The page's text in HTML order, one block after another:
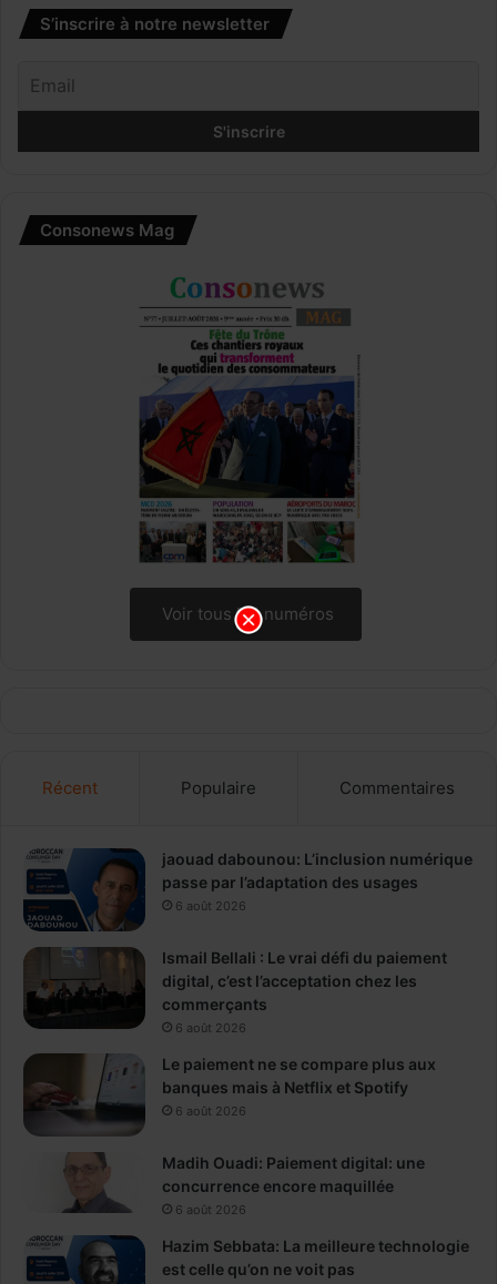
S’inscrire à notre newsletter
Consonews Mag
Voir tous les numéros
Récent Populaire Commentaires
jaouad dabounou: L’inclusion numérique
passe par l’adaptation des usages
6 août 2026
Ismail Bellali : Le vrai défi du paiement
digital, c’est l’acceptation chez les
commerçants
6 août 2026
Le paiement ne se compare plus aux
banques mais à Netflix et Spotify
6 août 2026
Madih Ouadi: Paiement digital: une
concurrence encore maquillée
6 août 2026
Hazim Sebbata: La meilleure technologie
est celle qu’on ne voit pas